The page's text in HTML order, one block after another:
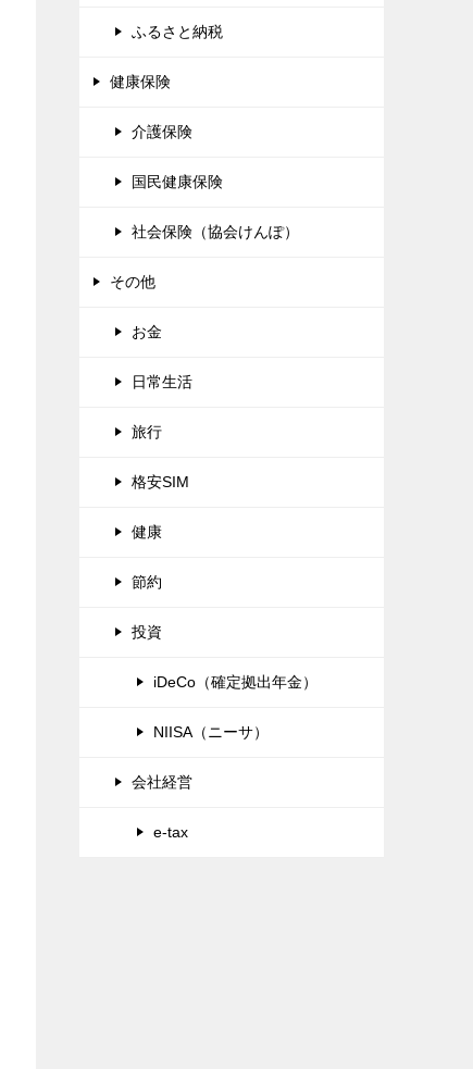
ふるさと納税
健康保険
介護保険
国民健康保険
社会保険（協会けんぽ）
その他
お金
日常生活
旅行
格安SIM
健康
節約
投資
iDeCo（確定拠出年金）
NIISA（ニーサ）
会社経営
e-tax